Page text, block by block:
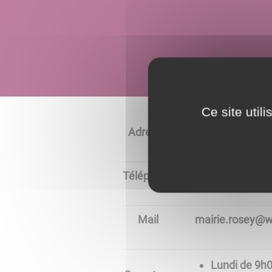
Adresse 22, rue de la
Téléphone
Mail
Lundi de
Ce site